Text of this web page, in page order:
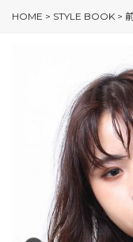
HOME > STYLE BOOK >